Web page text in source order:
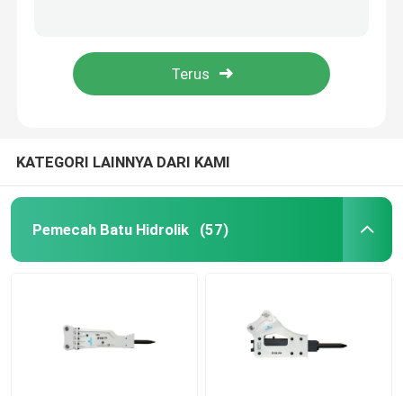
Pahat Pemutus Hidrolik
Semak Hidrolik
KATEGORI LAINNYA DARI KAMI
Pemecah Batu Hidrolik (57)